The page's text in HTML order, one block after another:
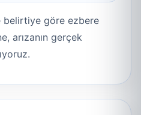
belirtiye göre ezbere
arızanın gerçek